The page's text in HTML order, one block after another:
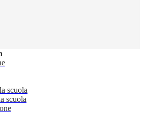
scuola
scuola